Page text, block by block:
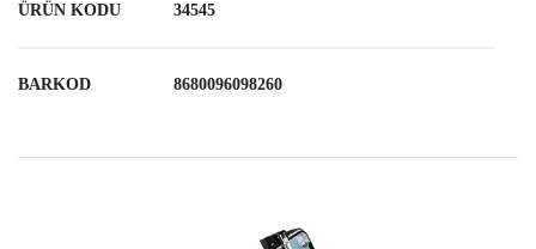
ÜRÜN KODU 34545
BARKOD 8680096098260